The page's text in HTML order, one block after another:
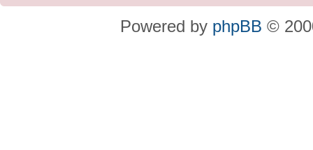
Powered by phpBB ©